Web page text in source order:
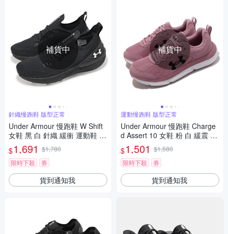
補貨中
針織慢跑鞋 版型正常
Under Armour 慢跑鞋 W Shift
女鞋 黑 白 針織 緩衝 運動鞋 U
A 3027777004
$1,691 $1,780
限時下殺
券
貨到通知我
補貨中
運動慢跑鞋 版型正常
Under Armour 慢跑鞋 Charge
d Assert 10 女鞋 粉 白 緩震 回
彈 運動鞋 路跑 UA 302617960
0
$1,501 $1,580
限時下殺
券
貨到通知我